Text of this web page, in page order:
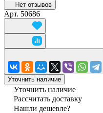
Нет отзывов
Арт. 50686
Уточнить наличие
Уточнить наличие
Рассчитать доставку
Нашли дешевле?